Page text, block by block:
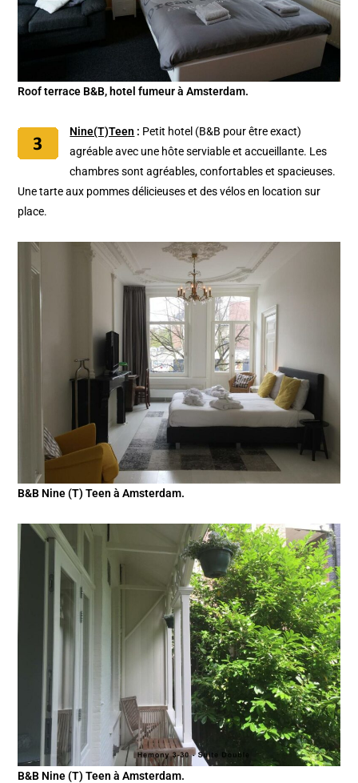
Roof terrace B&B, hotel fumeur à Amsterdam.
Nine(T)Teen : Petit hotel (B&B pour être exact)
agréable avec une hôte serviable et accueillante. Les
chambres sont agréables, confortables et spacieuses.
Une tarte aux pommes délicieuses et des vélos en location sur
place.
B&B Nine (T) Teen à Amsterdam.
B&B Nine (T) Teen à Amsterdam.